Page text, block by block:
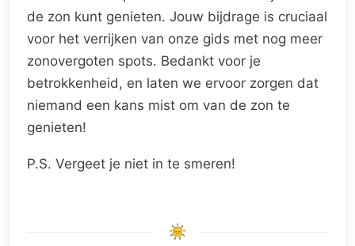
de zon kunt genieten. Jouw bijdrage is cruciaal
voor het verrijken van onze gids met nog meer
zonovergoten spots. Bedankt voor je
betrokkenheid, en laten we ervoor zorgen dat
niemand een kans mist om van de zon te
genieten!
P.S. Vergeet je niet in te smeren!